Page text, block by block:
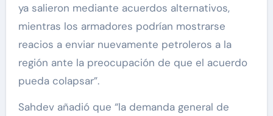
ya salieron mediante acuerdos alternativos,
mientras los armadores podrían mostrarse
reacios a enviar nuevamente petroleros a la
región ante la preocupación de que el acuerdo
pueda colapsar”.
Sahdev añadió que “la demanda general de